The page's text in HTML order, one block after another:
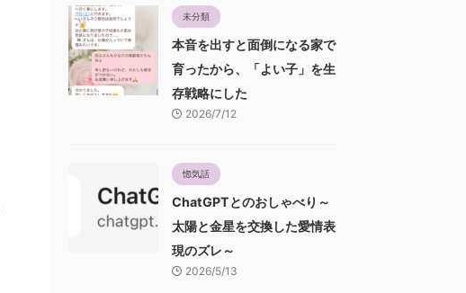
未分類
本音を出すと面倒になる家で
育ったから、「よい子」を生
存戦略にした
2026/7/12
惚気話
ChatGPTとのおしゃべり～
太陽と金星を交換した愛情表
現のズレ～
2026/5/13